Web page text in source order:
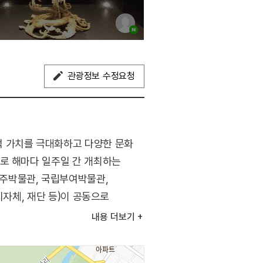
관광정보 수정요청
가치를 극대화하고 다양한 문화
해마다 일주일 간 개최하는
박물관, 국립부여박물관,
체, 재단 등)이 공동으로
내용 더보기